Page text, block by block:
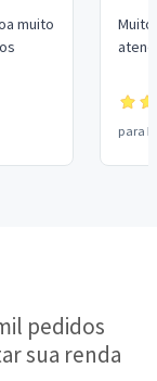
muito
da
para
pedidos
sua renda